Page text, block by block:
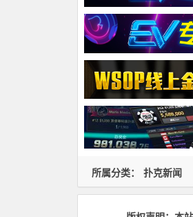
所属分类： 扑克新闻